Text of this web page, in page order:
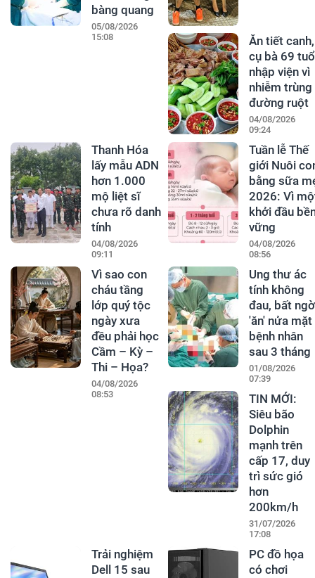
bàng quang
05/08/2026
15:08
Ăn tiết canh,
cụ bà 69
nhập viện vì
nhiễm trùng
đường ruột
04/08/2026
09:24
Thanh Hóa
lấy mẫu ADN
hơn 1.000
mộ liệt sĩ
chưa rõ danh
tính
04/08/2026
09:11
Tuần lễ Thế
giới Nuôi
bằng sữa
2026: Vì
khởi đầu
vững
04/08/2026
08:56
Vì sao con
cháu tầng
lớp quý tộc
ngày xưa
đều phải học
Cầm – Kỳ –
Thi – Họa?
04/08/2026
08:53
Ung thư ác
tính không
đau, bất ngờ
'ăn' nửa mặt
bệnh nhân
sau 3 tháng
01/08/2026
07:39
TIN MỚI:
Siêu bão
Dolphin
mạnh trên
cấp 17, duy
trì sức gió
hơn
200km/h
31/07/2026
17:08
Trải nghiệm
Dell 15 sau
PC đồ họa
có chơi